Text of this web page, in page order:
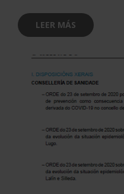
LEER MÁS